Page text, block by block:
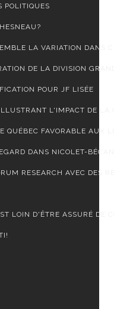
POLITIQUES
LA VARIATION DANS
DE LA DIVISION
POUR JF LISÉE
L'IMPACT DE LA
QUÉBEC FAVORABLE AUX
DANS NICOLET-
RESEARCH AVEC DES
LOIN D'ÊTRE ASSURÉ DE